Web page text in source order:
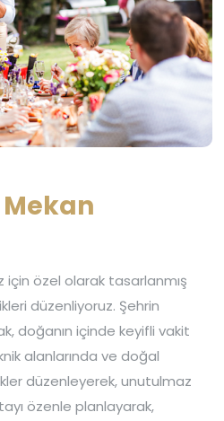
Mekan
için özel olarak tasarlanmış
düzenliyoruz. Şehrin
doğanın içinde keyifli vakit
alanlarında ve doğal
düzenleyerek, unutulmaz
özenle planlayarak,